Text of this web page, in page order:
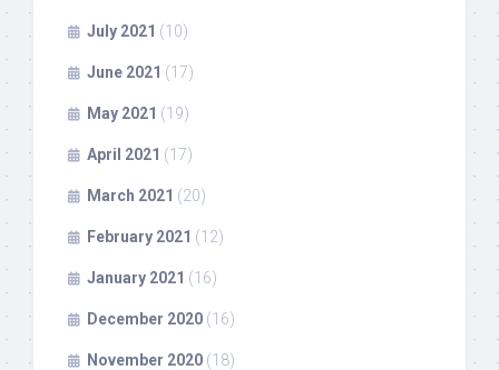
July 2021 (10)
June 2021 (17)
May 2021 (19)
April 2021 (17)
March 2021 (20)
February 2021 (12)
January 2021 (16)
December 2020 (16)
November 2020 (18)